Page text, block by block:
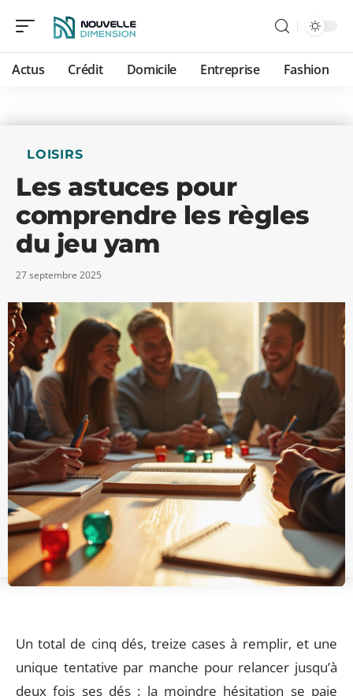
Actus Crédit Domicile Entreprise Fashion
LOISIRS
Les astuces pour
comprendre les règles
du jeu yam
27 septembre 2025
Un total de cinq dés, treize cases à remplir, et une
unique tentative par manche pour relancer jusqu’à
deux fois ses dés : la moindre hésitation se paie